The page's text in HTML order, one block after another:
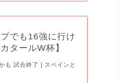
でも16強に行け
タールW杯】
も 試合終了 | スペインと